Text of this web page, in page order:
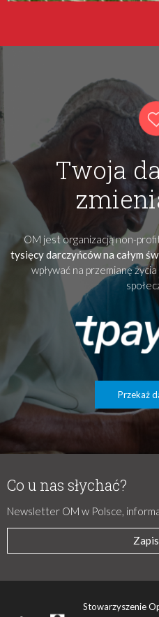
Twoja
OM jest organizacją non-
tysięcy darczyńców na całym
wpływać na przemianę
Przekaż
Co u nas słychać?
Newsletter OM w Polsce,
Stowarzyszenie